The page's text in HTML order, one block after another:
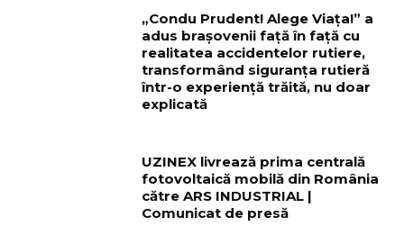
„Condu Prudent! Alege Viața!” a
adus brașovenii față în față cu
realitatea accidentelor rutiere,
transformând siguranța rutieră
într-o experiență trăită, nu doar
explicată
UZINEX livrează prima centrală
fotovoltaică mobilă din România
către ARS INDUSTRIAL |
Comunicat de presă